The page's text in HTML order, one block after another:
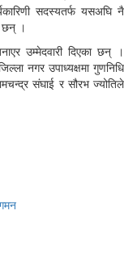
सदस्यतर्फ यसअघि नै
छन् ।
उम्मेदवारी दिएका छन् ।
नगर उपाध्यक्षमा गुणनिधि
संघाई र सौरभ ज्योतिले